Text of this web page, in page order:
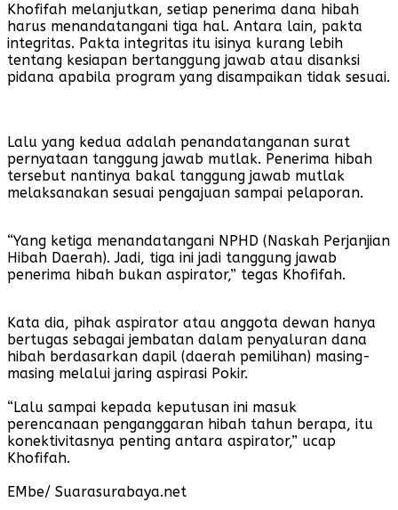
Khofifah melanjutkan, setiap penerima dana hibah
harus menandatangani tiga hal. Antara lain, pakta
integritas. Pakta integritas itu isinya kurang lebih
tentang kesiapan bertanggung jawab atau disanksi
pidana apabila program yang disampaikan tidak sesuai.
Lalu yang kedua adalah penandatanganan surat
pernyataan tanggung jawab mutlak. Penerima hibah
tersebut nantinya bakal tanggung jawab mutlak
melaksanakan sesuai pengajuan sampai pelaporan.
“Yang ketiga menandatangani NPHD (Naskah Perjanjian
Hibah Daerah). Jadi, tiga ini jadi tanggung jawab
penerima hibah bukan aspirator,” tegas Khofifah.
Kata dia, pihak aspirator atau anggota dewan hanya
bertugas sebagai jembatan dalam penyaluran dana
hibah berdasarkan dapil (daerah pemilihan) masing-
masing melalui jaring aspirasi Pokir.
“Lalu sampai kepada keputusan ini masuk
perencanaan penganggaran hibah tahun berapa, itu
konektivitasnya penting antara aspirator,” ucap
Khofifah.
EMbe/ Suarasurabaya.net